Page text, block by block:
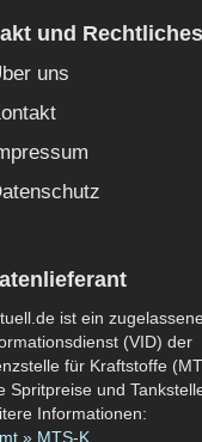
und Rechtliches
uns
ist ein
(VID) der
für Kraftstoffe
Spritpreise und
Informationen:
» MTS-K